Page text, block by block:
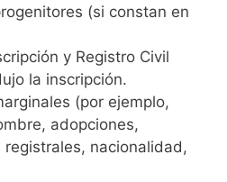
(si constan en
y Registro Civil
la inscripción.
(por ejemplo,
adopciones,
registrales, nacionalidad,